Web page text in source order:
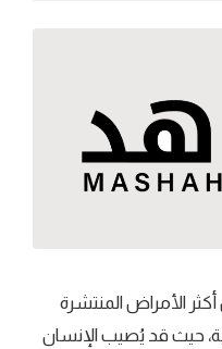
الأمراض المنتشرة
حيث قد يُصيب الإنسان